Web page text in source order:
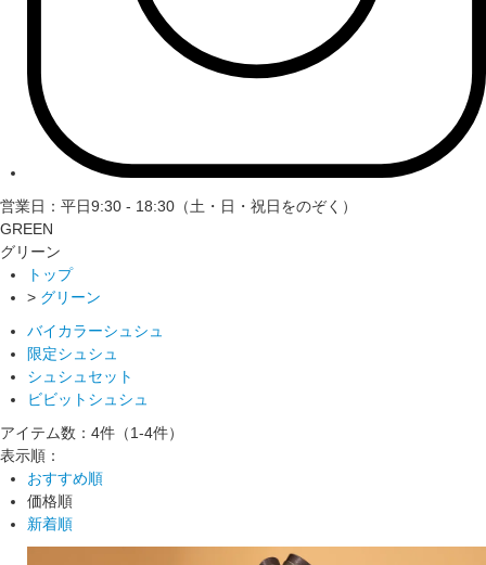
営業日：平日9:30 - 18:30（土・日・祝日をのぞく）
GREEN
グリーン
トップ
> グリーン
バイカラーシュシュ
限定シュシュ
シュシュセット
ビビットシュシュ
アイテム数：4件 （1-4件）
表示順：
おすすめ順
価格順
新着順